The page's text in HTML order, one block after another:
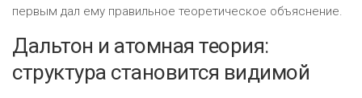
первым дал ему правильное теоретическое объяснение.
Дальтон и атомная теория:
структура становится видимой